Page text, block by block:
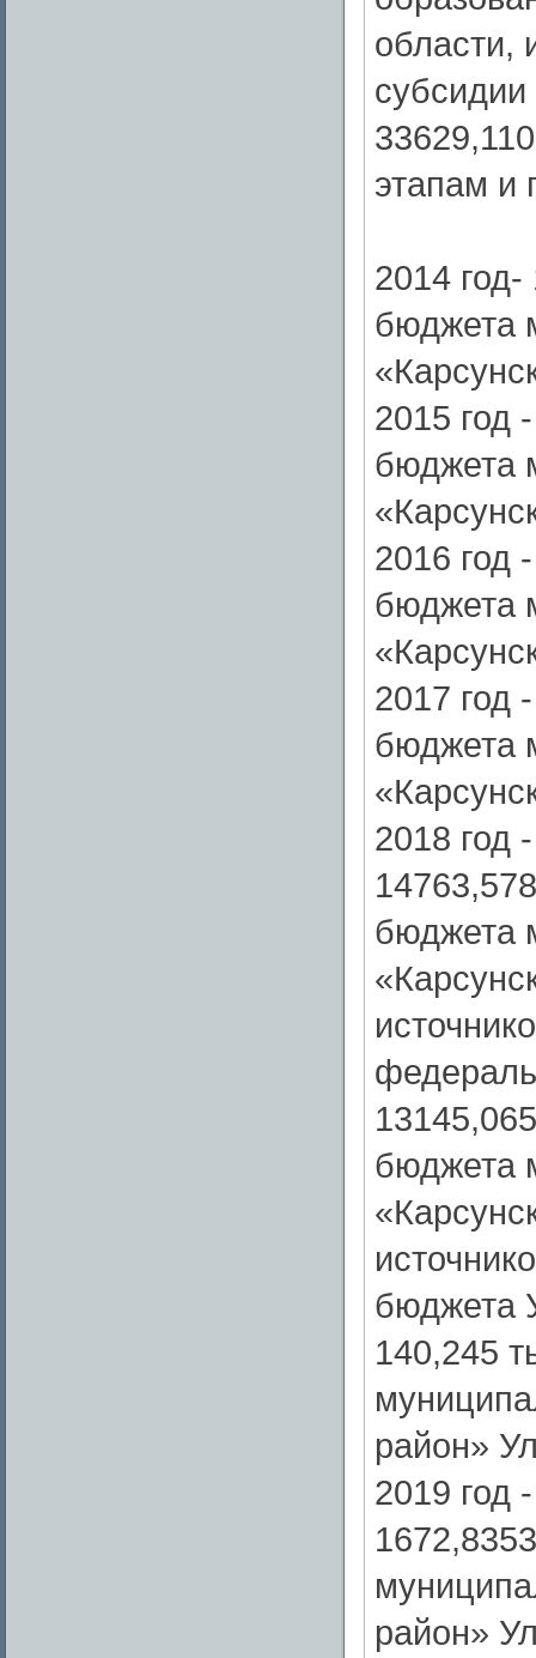
области,
этапам и
2014
бюджета
2015 год
бюджета
2016 год
бюджета
2017 год
бюджета
2018 год
бюджета
бюджета
бюджета
140,245
район»
2019 год
район»